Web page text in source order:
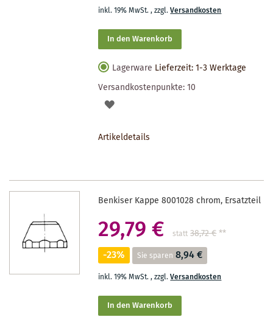
inkl. 19% MwSt.,zzgl.Versandkosten
In den Warenkorb
Lagerware Lieferzeit: 1-3 Werktage
Versandkostenpunkte:10
AUF
Artikeldetails
Benkiser Kappe 8001028 chrom, Ersatzteil
29,79 € statt 38,72 €**
-23% Sie sparen 8,94 €
inkl. 19% MwSt.,zzgl.Versandkosten
In den Warenkorb